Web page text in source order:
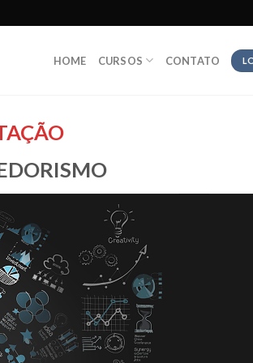
HOME CURSOS CONTATO